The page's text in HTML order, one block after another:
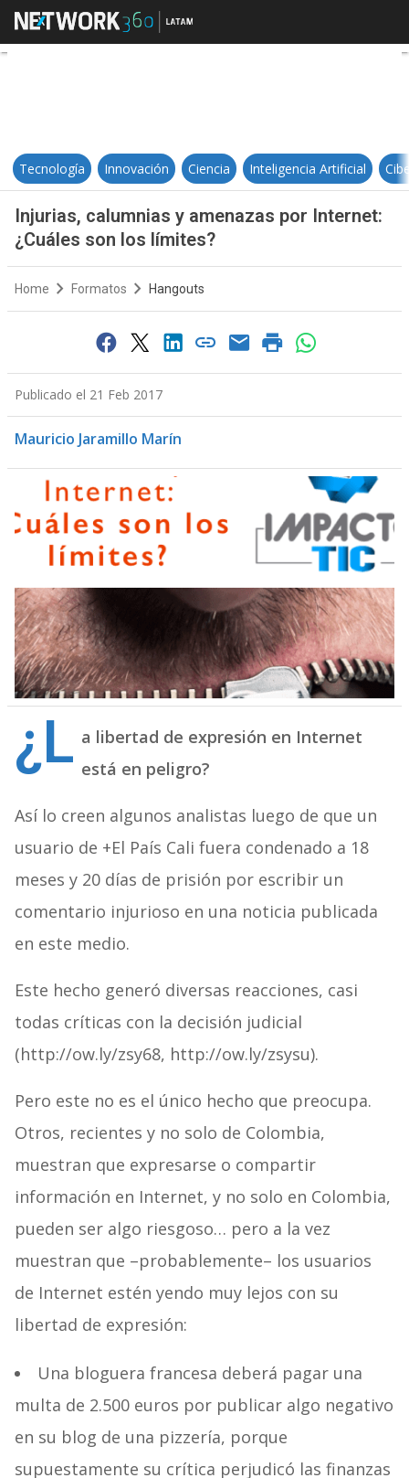
Injurias, calumnias y amenazas
Tecnología Innovación Ciencia Inteligencia Artificial
Injurias, calumnias y amenazas por Internet:
¿Cuáles son los límites?
Home Formatos Hangouts
Publicado el 21 Feb 2017
Mauricio Jaramillo Marín
¿L a libertad de expresión en Internet
está en peligro?
Así lo creen algunos analistas luego de que un
usuario de +El País Cali fuera condenado a 18
meses y 20 días de prisión por escribir un
comentario injurioso en una noticia publicada
en este medio.
Este hecho generó diversas reacciones, casi
todas críticas con la decisión judicial
(http://ow.ly/zsy68, http://ow.ly/zsysu).
Pero este no es el único hecho que preocupa.
Otros, recientes y no solo de Colombia,
muestran que expresarse o compartir
información en Internet, y no solo en Colombia,
pueden ser algo riesgoso… pero a la vez
muestran que –probablemente– los usuarios
de Internet estén yendo muy lejos con su
libertad de expresión:
Una bloguera francesa deberá pagar una
multa de 2.500 euros por publicar algo negativo
en su blog de una pizzería, porque
supuestamente su crítica perjudicó las finanzas